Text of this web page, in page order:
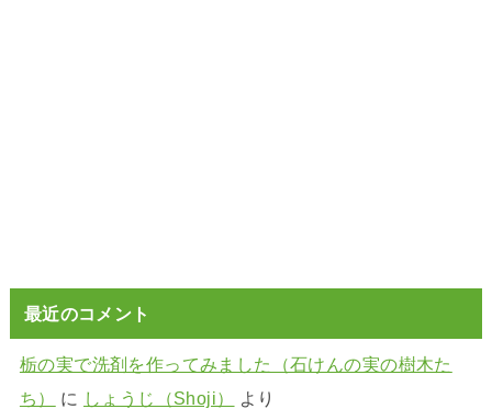
最近のコメント
栃の実で洗剤を作ってみました（石けんの実の樹木た
ち）
に しょうじ（Shoji） より